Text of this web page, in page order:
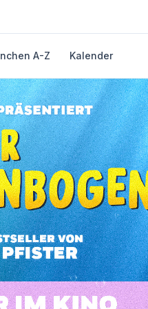
A-Z Kalender